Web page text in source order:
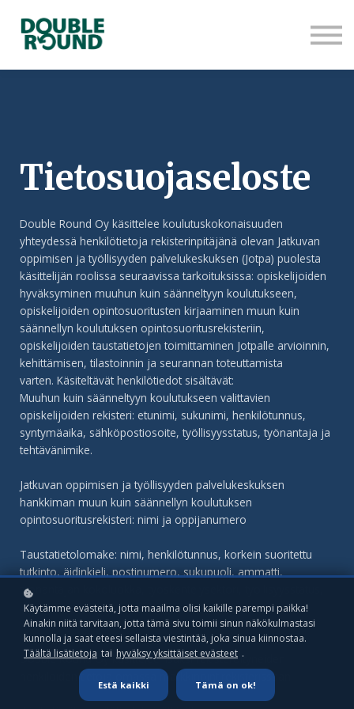
Tietosuojaseloste
Double Round Oy käsittelee koulutuskokonaisuuden
yhteydessä henkilötietoja rekisterinpitäjänä olevan Jatkuvan
oppimisen ja työllisyyden palvelukeskuksen (Jotpa) puolesta
käsittelijän roolissa seuraavissa tarkoituksissa: opiskelijoiden
hyväksyminen muuhun kuin säänneltyyn koulutukseen,
opiskelijoiden opintosuoritusten kirjaaminen muun kuin
säännellyn koulutuksen opintosuoritusrekisteriin,
opiskelijoiden taustatietojen toimittaminen Jotpalle arvioinnin,
kehittämisen, tilastoinnin ja seurannan toteuttamista
varten. Käsiteltävät henkilötiedot sisältävät:
Muuhun kuin säänneltyyn koulutukseen valittavien
opiskelijoiden rekisteri: etunimi, sukunimi, henkilötunnus,
syntymäaika, sähköpostiosoite, työllisyysstatus, työnantaja ja
tehtävänimike.
Jatkuvan oppimisen ja työllisyyden palvelukeskuksen
hankkiman muun kuin säännellyn koulutuksen
opintosuoritusrekisteri: nimi ja oppijanumero
Taustatietolomake: nimi, henkilötunnus, korkein suoritettu
tutkinto, äidinkieli, postinumero, sukupuoli, ammatti,
työnantajan kokoluokka, työskentelysektori, työllisyysstatus,
työsuhteen laatu.
Tietosuojaseloste
Double Round Oy käsittelee lisäksi rekisteröityneiden
henkilöiden tietoja omassa markkinointirekisterissään.
Käytämme evästeitä, jotta maailma olisi kaikille parempi paikka!
Ainakin niitä tarvitaan, jotta tämä sivu toimii sinun näkökulmastasi
kunnolla ja saat eteesi sellaista viestintää, joka sinua kiinnostaa.
Täältä lisätietoja tai hyväksy yksittäiset evästeet .
Estä kaikki Tämä on ok!